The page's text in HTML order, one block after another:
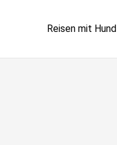
Reisen mit Hund